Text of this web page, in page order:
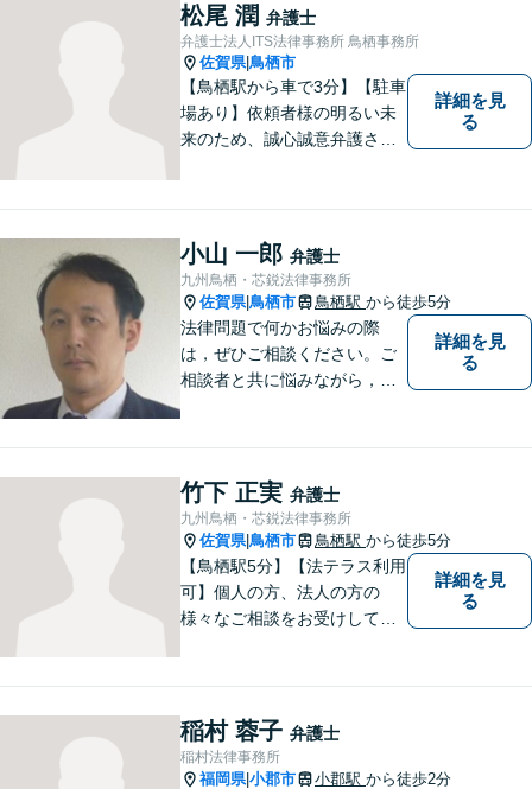
松尾 潤 弁護士
弁護士法人ITS法律事務所 鳥栖事務所
佐賀県|鳥栖市
【鳥栖駅から車で3分】【駐車
場あり】依頼者様の明るい未
来のため、誠心誠意弁護させ
す。インターネット／刑事／
相続など、幅広い困りごとに
対応可能！【完全個室で対
応】
詳細を見
る
小山 一郎 弁護士
九州鳥栖・芯鋭法律事務所
佐賀県|鳥栖市 鳥栖駅 から徒歩5分
法律問題で何かお悩みの際
は，ぜひご相談ください。ご
相談者と共に悩みながら，い
詳細を見
る
竹下 正実 弁護士
九州鳥栖・芯鋭法律事務所
佐賀県|鳥栖市 鳥栖駅 から徒歩5分
【鳥栖駅5分】【法テラス利用
可】個人の方、法人の方の
様々なご相談をお受けしてお
案いたします。【債務整理・
残業代請求については初回面
談無料】【土日祝・夜間相談
詳細を見
る
稲村 蓉子 弁護士
稲村法律事務所
福岡県|小郡市 小郡駅 から徒歩2分